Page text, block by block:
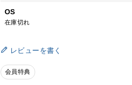
OS
在庫切れ
レビューを書く
会員特典